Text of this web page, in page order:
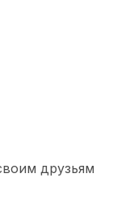
друзьям